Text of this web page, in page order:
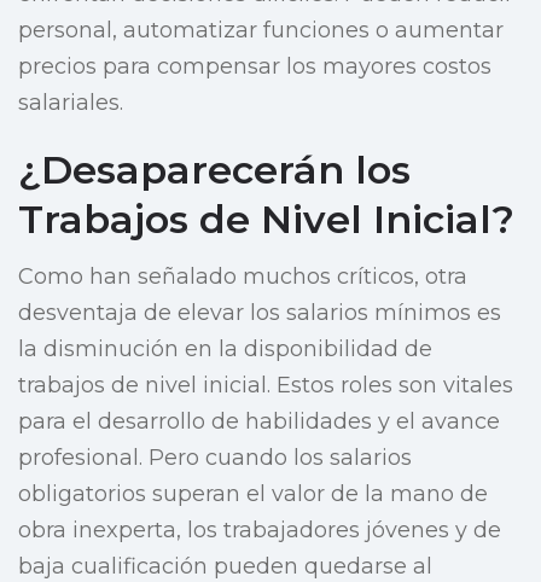
personal, automatizar funciones o aumentar
precios para compensar los mayores costos
salariales.
¿Desaparecerán los
Trabajos de Nivel Inicial?
Como han señalado muchos críticos, otra
desventaja de elevar los salarios mínimos es
la disminución en la disponibilidad de
trabajos de nivel inicial. Estos roles son vitales
para el desarrollo de habilidades y el avance
profesional. Pero cuando los salarios
obligatorios superan el valor de la mano de
obra inexperta, los trabajadores jóvenes y de
baja cualificación pueden quedarse al